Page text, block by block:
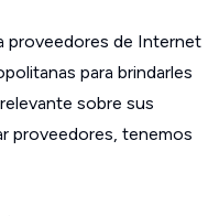
proveedores de Internet
para brindarles
sobre sus
proveedores, tenemos